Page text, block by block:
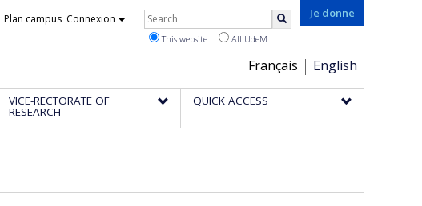
Je donne
Choix
de
la
Français English
Plan campus Connexion Rechercher
This website All UdeM
VICE-RECTORATE OF
RESEARCH
QUICK ACCESS